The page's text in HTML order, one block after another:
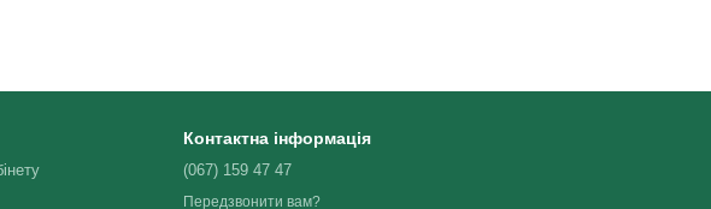
Контактна інформація
(067) 159 47 47
Передзвонити вам?